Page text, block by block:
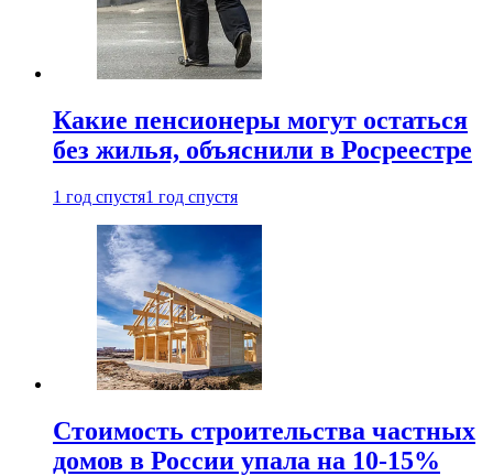
Какие пенсионеры могут остаться
без жилья, объяснили в Росреестре
1 год спустя1 год спустя
Стоимость строительства частных
домов в России упала на 10-15%